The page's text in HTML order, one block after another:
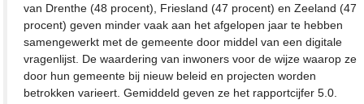
van Drenthe (48 procent), Friesland (47 procent) en Zeeland (47
procent) geven minder vaak aan het afgelopen jaar te hebben
samengewerkt met de gemeente door middel van een digitale
vragenlijst. De waardering van inwoners voor de wijze waarop ze
door hun gemeente bij nieuw beleid en projecten worden
betrokken varieert. Gemiddeld geven ze het rapportcijfer 5.0.